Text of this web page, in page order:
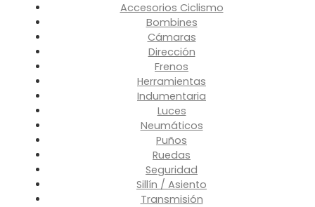
Accesorios Ciclismo
Bombines
Cámaras
Dirección
Frenos
Herramientas
Indumentaria
Luces
Neumáticos
Puños
Ruedas
Seguridad
Sillín / Asiento
Transmisión